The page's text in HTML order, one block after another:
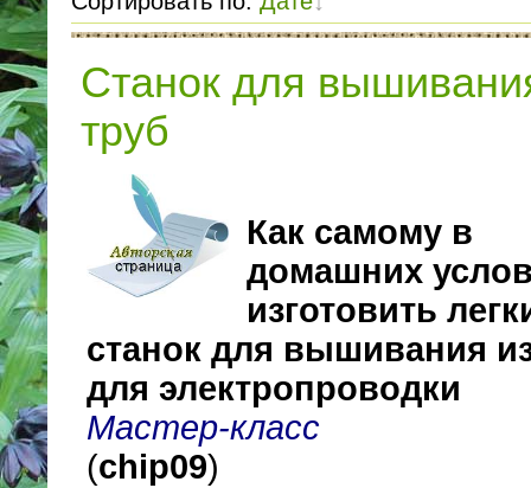
Станок для
труб
Как самому в
домашних
изготовить
станок для вышивания
для электропроводки
Мастер-класс
(chip09)